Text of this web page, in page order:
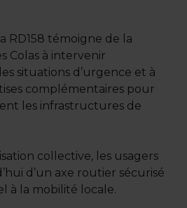
RD158 témoigne de la
Colas à intervenir
situations d’urgence et à
complémentaires pour
les infrastructures de
collective, les usagers
d’un axe routier sécurisé
à la mobilité locale.